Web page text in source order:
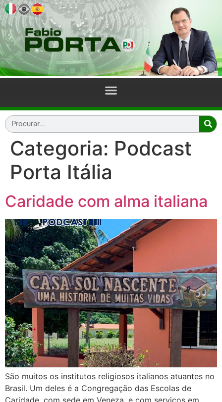
Categoria: Podcast
Porta Itália
Caridade com alma italiana
São muitos os institutos religiosos italianos atuantes no
Brasil. Um deles é a Congregação das Escolas de
Caridade, com sede em Veneza, e com serviços em